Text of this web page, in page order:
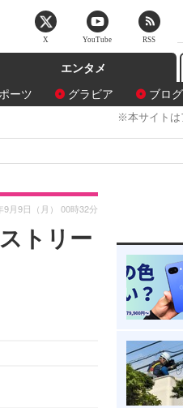
エンタメ
ーツ グラビア ブログ
※本サイトは
トリー
9月9日（月） 00時32分
X YouTube RSS